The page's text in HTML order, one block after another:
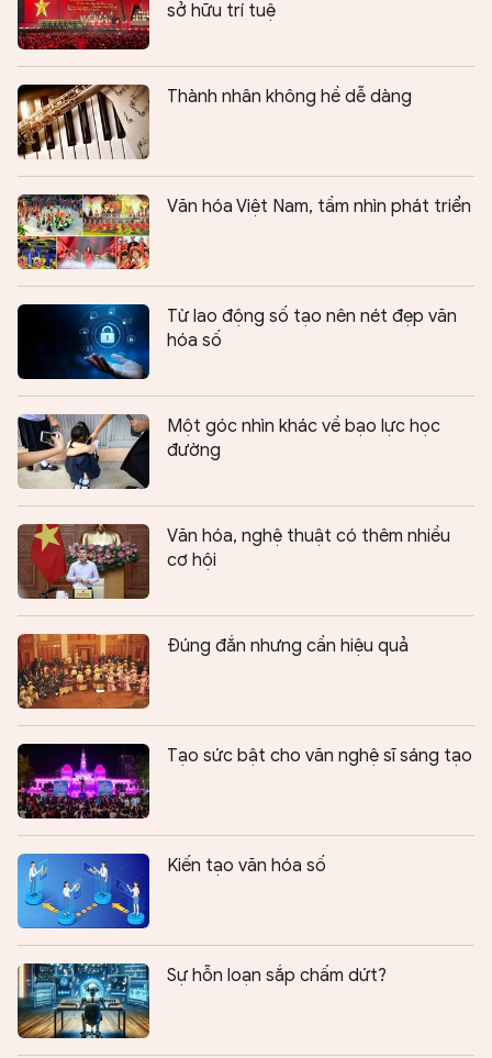
sở hữu trí tuệ
Thành nhân không hề dễ dàng
Văn hóa Việt Nam, tầm nhìn phát triển
Từ lao động số tạo nên nét đẹp văn
hóa số
Một góc nhìn khác về bạo lực học
đường
Văn hóa, nghệ thuật có thêm nhiều
cơ hội
Đúng đắn nhưng cần hiệu quả
Tạo sức bật cho văn nghệ sĩ sáng tạo
Kiến tạo văn hóa số
Sự hỗn loạn sắp chấm dứt?